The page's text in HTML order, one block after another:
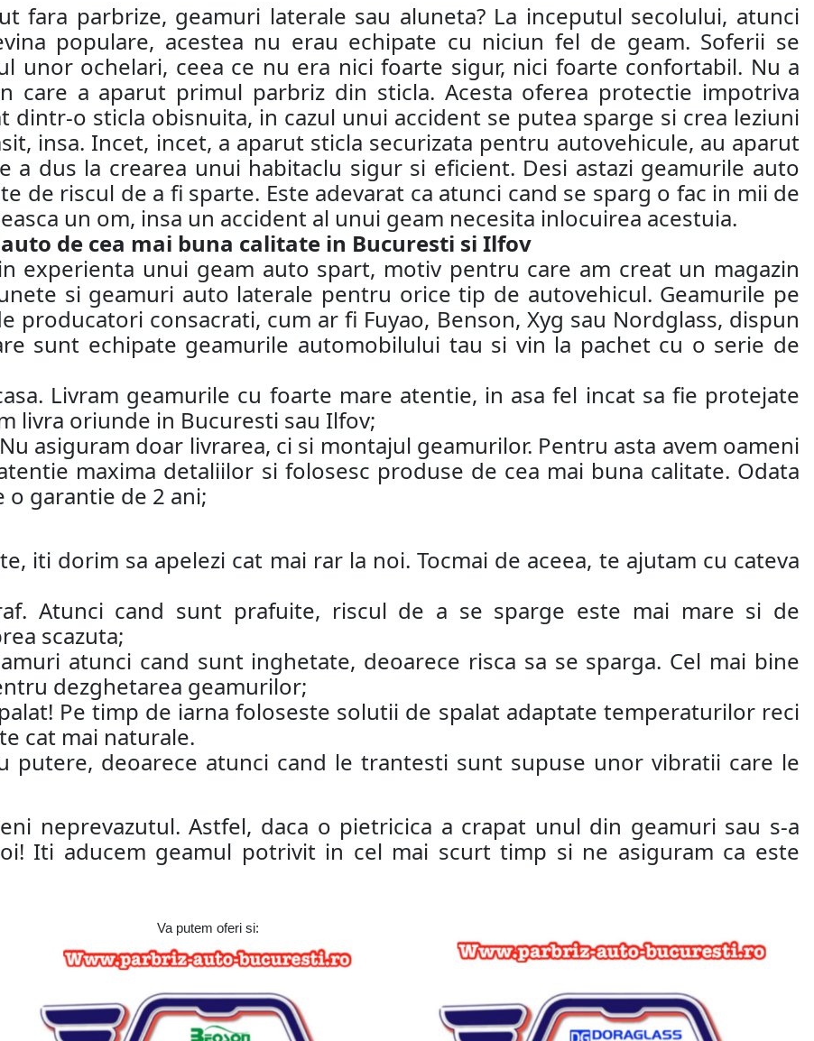
fara parbrize, geamuri laterale sau aluneta? La inceputul secolului, atunci
populare, acestea nu erau echipate cu niciun fel de geam. Soferii se
unor ochelari, ceea ce nu era nici foarte sigur, nici foarte confortabil. Nu a
care a aparut primul parbriz din sticla. Acesta oferea protectie impotriva
dintr-o sticla obisnuita, in cazul unui accident se putea sparge si crea leziuni
insa. Incet, incet, a aparut sticla securizata pentru autovehicule, au aparut
a dus la crearea unui habitaclu sigur si eficient. Desi astazi geamurile auto
de riscul de a fi sparte. Este adevarat ca atunci cand se sparg o fac in mii de
un om, insa un accident al unui geam necesita inlocuirea acestuia.
de cea mai buna calitate in Bucuresti si Ilfov
experienta unui geam auto spart, motiv pentru care am creat un magazin
si geamuri auto laterale pentru orice tip de autovehicul. Geamurile pe
producatori consacrati, cum ar fi Fuyao, Benson, Xyg sau Nordglass, dispun
sunt echipate geamurile automobilului tau si vin la pachet cu o serie de
Livram geamurile cu foarte mare atentie, in asa fel incat sa fie protejate
livra oriunde in Bucuresti sau Ilfov;
asiguram doar livrarea, ci si montajul geamurilor. Pentru asta avem oameni
maxima detaliilor si folosesc produse de cea mai buna calitate. Odata
garantie de 2 ani;
iti dorim sa apelezi cat mai rar la noi. Tocmai de aceea, te ajutam cu cateva
Atunci cand sunt prafuite, riscul de a se sparge este mai mare si de
scazuta;
atunci cand sunt inghetate, deoarece risca sa se sparga. Cel mai bine
dezghetarea geamurilor;
Pe timp de iarna foloseste solutii de spalat adaptate temperaturilor reci
cat mai naturale.
putere, deoarece atunci cand le trantesti sunt supuse unor vibratii care le
neprevazutul. Astfel, daca o pietricica a crapat unul din geamuri sau s-a
Iti aducem geamul potrivit in cel mai scurt timp si ne asiguram ca este
Va putem oferi si: